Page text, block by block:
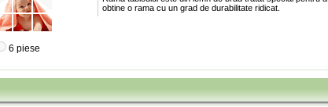
obtine o rama cu un grad de durabilitate ridicat.
6 piese